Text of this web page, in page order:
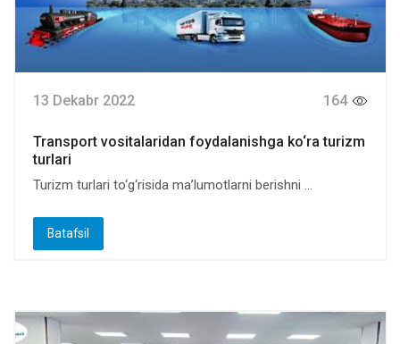
13 Dekabr 2022 164
Transport vositalaridan foydalanishga ko‘ra turizm
turlari
Turizm turlari to‘g‘risida maʼlumotlarni berishni ...
Batafsil